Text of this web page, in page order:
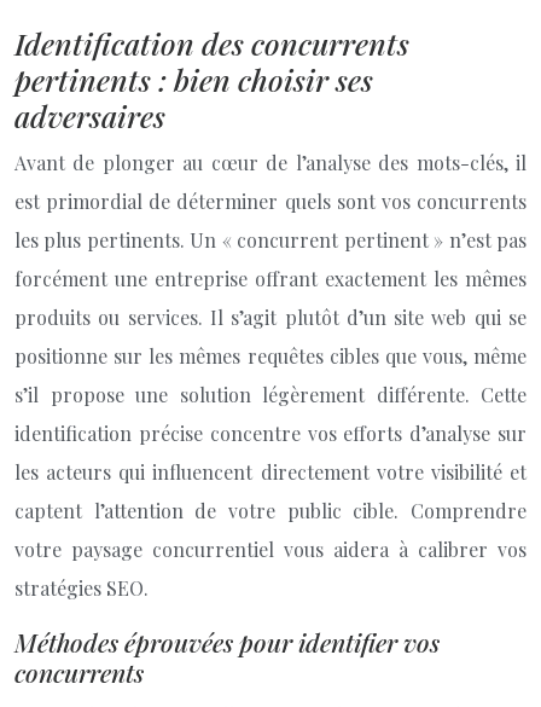
Identification des concurrents
pertinents : bien choisir ses
adversaires
Avant de plonger au cœur de l’analyse des mots-clés, il
est primordial de déterminer quels sont vos concurrents
les plus pertinents. Un « concurrent pertinent » n’est pas
forcément une entreprise offrant exactement les mêmes
produits ou services. Il s’agit plutôt d’un site web qui se
positionne sur les mêmes requêtes cibles que vous, même
s’il propose une solution légèrement différente. Cette
identification précise concentre vos efforts d’analyse sur
les acteurs qui influencent directement votre visibilité et
captent l’attention de votre public cible. Comprendre
votre paysage concurrentiel vous aidera à calibrer vos
stratégies SEO.
Méthodes éprouvées pour identifier vos
concurrents